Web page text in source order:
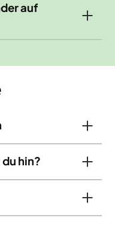
auf
hin?